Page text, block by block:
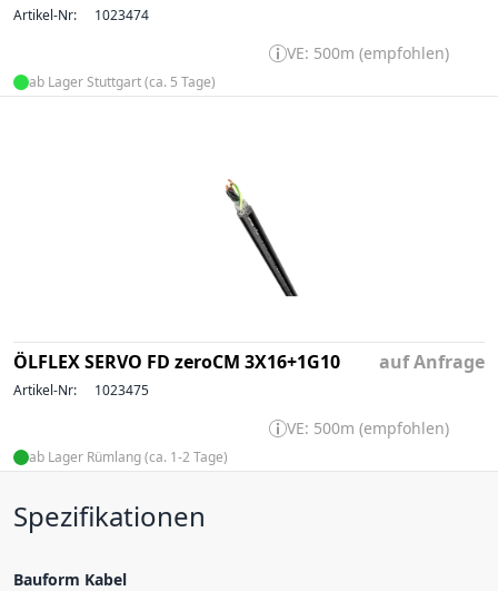
Artikel-Nr: 1023474
VE: 500m (empfohlen)
ab Lager Stuttgart (ca. 5 Tage)
ÖLFLEX SERVO FD zeroCM 3X16+1G10 auf Anfrage
Artikel-Nr: 1023475
VE: 500m (empfohlen)
ab Lager Rümlang (ca. 1-2 Tage)
Spezifikationen
Bauform Kabel